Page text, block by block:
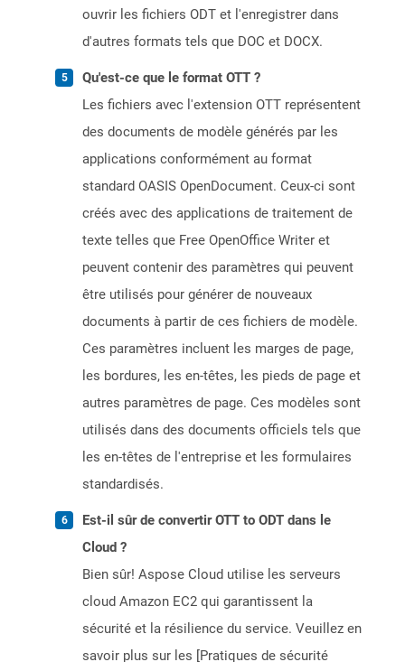
ouvrir les fichiers ODT et l'enregistrer dans
d'autres formats tels que DOC et DOCX.
Qu'est-ce que le format OTT ?
Les fichiers avec l'extension OTT représentent
des documents de modèle générés par les
applications conformément au format
standard OASIS OpenDocument. Ceux-ci sont
créés avec des applications de traitement de
texte telles que Free OpenOffice Writer et
peuvent contenir des paramètres qui peuvent
être utilisés pour générer de nouveaux
documents à partir de ces fichiers de modèle.
Ces paramètres incluent les marges de page,
les bordures, les en-têtes, les pieds de page et
autres paramètres de page. Ces modèles sont
utilisés dans des documents officiels tels que
les en-têtes de l'entreprise et les formulaires
standardisés.
Est-il sûr de convertir OTT to ODT dans le
Cloud ?
Bien sûr! Aspose Cloud utilise les serveurs
cloud Amazon EC2 qui garantissent la
sécurité et la résilience du service. Veuillez en
savoir plus sur les [Pratiques de sécurité